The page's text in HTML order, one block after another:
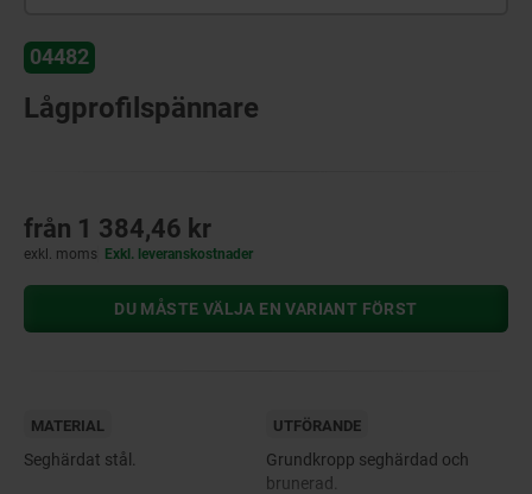
04482
Lågprofilspännare
från 1 384,46 kr
exkl. moms Exkl. leveranskostnader
DU MÅSTE VÄLJA EN VARIANT FÖRST
MATERIAL
Seghärdat stål.
UTFÖRANDE
Grundkropp seghärdad och
brunerad.